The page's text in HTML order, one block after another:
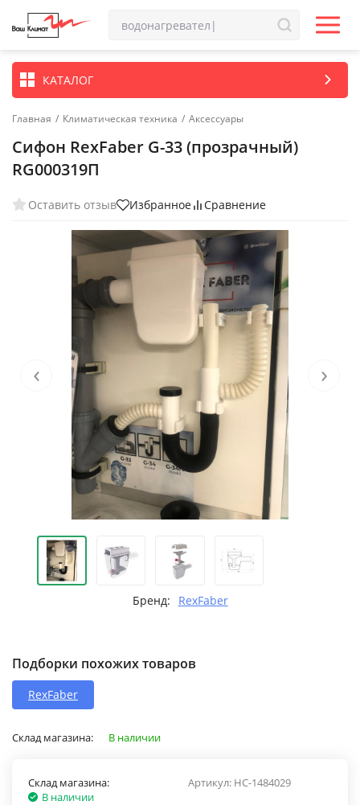
КАТАЛОГ
Главная / Климатическая техника / Аксессуары
Сифон RexFaber G-33 (прозрачный)
RG000319П
Оставить отзыв Избранное Сравнение
‹ ›
Бренд: RexFaber
Подборки похожих товаров
RexFaber
Склад магазина: В наличии
Артикул: НС-1484029
Склад магазина:
В наличии